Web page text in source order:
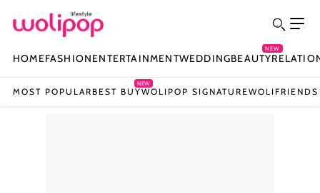
HOMEFASHIONENTERTAINMENTWEDDINGBEAUTY
NEW
MOST POPULAR BEST BUY
NEW
WOLIPOP SIGNATUREWOLIFRIENDS